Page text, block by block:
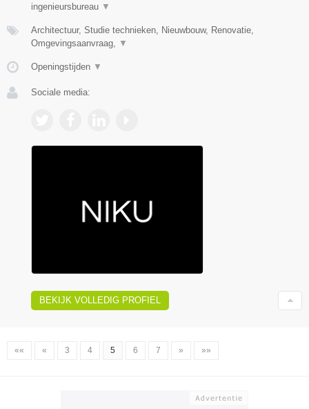
ingenieursbureau ▼
Architectuur, Studie technieken, Nieuwbouw, Renovatie,
Omgevingsaanvraag,
▼
Openingstijden ▼
Sociale media:
BEKIJK VOLLEDIG PROFIEL
«« « 3 4 5 6 7 » »»